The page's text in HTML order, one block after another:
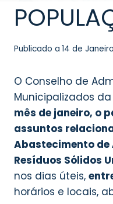
Publicado a 14 de
O Conselho de
Municipalizados
mês de janeiro, o
assuntos
Abastecimento de
Resíduos Sólidos
nos dias úteis,
horários e locais,